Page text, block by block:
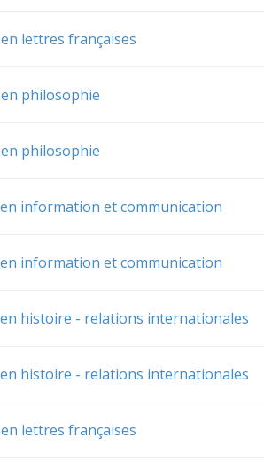
lettres françaises
philosophie
philosophie
information et communication
information et communication
histoire - relations internationales
histoire - relations internationales
lettres françaises